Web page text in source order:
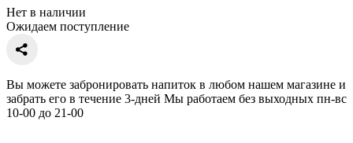
Нет в наличии
Ожидаем поступление
Вы можете забронировать напиток в любом нашем магазине и
забрать его в течение 3-дней Мы работаем без выходных пн-вс
10-00 до 21-00